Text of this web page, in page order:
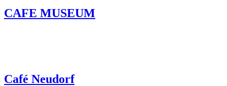
CAFE MUSEUM
Café Neudorf